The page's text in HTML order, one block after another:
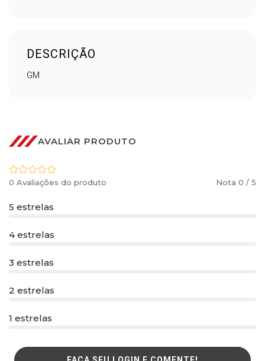
DESCRIÇÃO
GM
AVALIAR PRODUTO
0 Avaliações do produto Nota 0 / 5
5 estrelas
4 estrelas
3 estrelas
2 estrelas
1 estrelas